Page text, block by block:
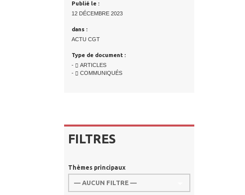
Publié le :
12 DÉCEMBRE 2023
dans :
ACTU CGT
Type de document :
-
ARTICLES
-
COMMUNIQUÉS
FILTRES
Thèmes principaux